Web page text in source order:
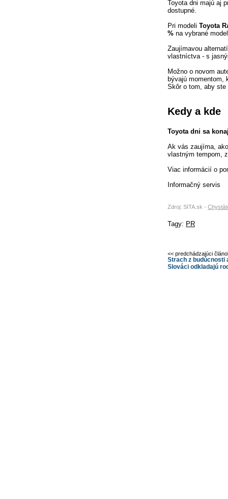
Toyota dni majú aj
dostupné.
Pri modeli Toyota
% na vybrané
Zaujímavou
vlastníctva - s
Možno o novom
bývajú momentom,
Skôr o tom, aby
Kedy a kde
Toyota dni sa
Ak vás zaujíma,
vlastným tempom,
Viac informácií o
Informačný servis
Zdroj: SITA.sk -
Tagy: PR
<< predchádzajúci
Strach z budúcnosti
Slováci odkladajú